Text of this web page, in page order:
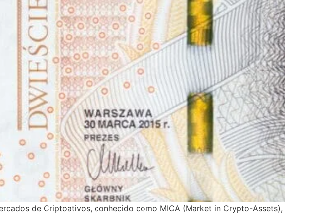
de Criptoativos, conhecido como MICA (Market in Crypto-Assets),